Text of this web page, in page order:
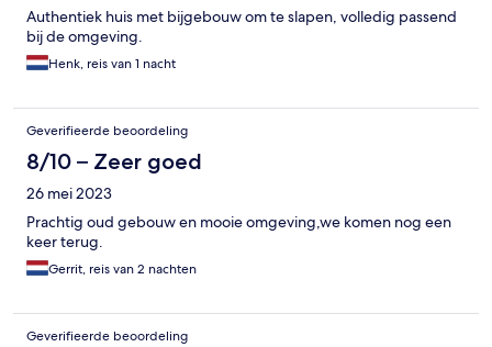
Authentiek huis met bijgebouw om te slapen, volledig passend
bij de omgeving.
Henk, reis van 1 nacht
Geverifieerde beoordeling
8/10 – Zeer goed
26 mei 2023
Prachtig oud gebouw en mooie omgeving,we komen nog een
keer terug.
Gerrit, reis van 2 nachten
Geverifieerde beoordeling